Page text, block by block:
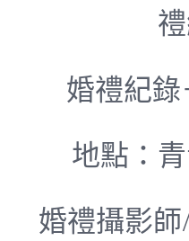
婚禮紀錄
地點：
婚禮攝影